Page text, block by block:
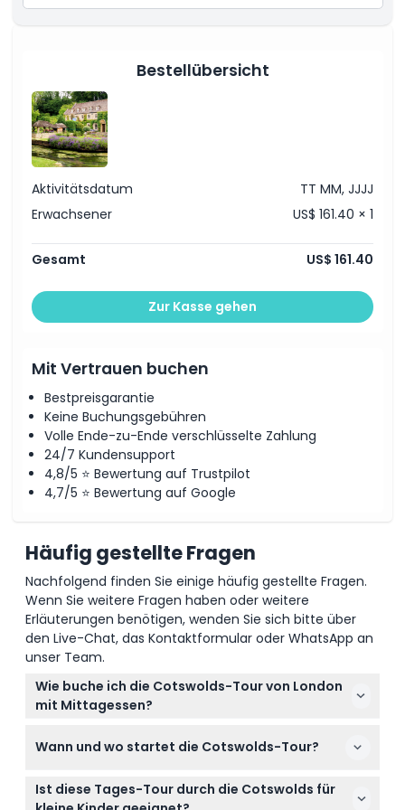
Richtlinie für Kinder und Erwachsene
Dinge, die Sie wissen sollten
Ort
Stornierungsbedingungen
höchstgelegenen Stadt in den Cotswolds
Besuch von Bourton on the Water und Erkundung des
Modell-Dorfes
Genießen Sie ein traditionelles britisches Mittagessen
im The Old New Inn
18:30 Uhr Rückkehr nach London und Ende der Tour
Hinweis: Der Zeitplan kann aufgrund von Verkehr oder
Wetter variieren.
Bestellübersicht
Aktivitätsdatum
TT MM, JJJJ
Erwachsener
US$ 161.40 × 1
Gesamt US$ 161.40
Zur Kasse gehen
Mit Vertrauen buchen
Bestpreisgarantie
Keine Buchungsgebühren
Volle Ende-zu-Ende verschlüsselte Zahlung
24/7 Kundensupport
4,8/5 ⭐ Bewertung auf Trustpilot
4,7/5 ⭐ Bewertung auf Google
Häufig gestellte Fragen
Nachfolgend finden Sie einige häufig gestellte Fragen.
Wenn Sie weitere Fragen haben oder weitere
Erläuterungen benötigen, wenden Sie sich bitte über
den Live-Chat, das Kontaktformular oder WhatsApp an
unser Team.
Wie buche ich die Cotswolds-Tour von London
mit Mittagessen?
Website buchen, indem Sie Ihr bevorzugtes Datum
Verfügbarkeit wird während des Buchungsvorgangs
Wann und wo startet die Cotswolds-Tour?
Die Tour beginnt um 8:30 Uhr an der Victoria Coach
Station in London an Dienstagen, Donnerstagen
Ist diese Tages-Tour durch die Cotswolds für